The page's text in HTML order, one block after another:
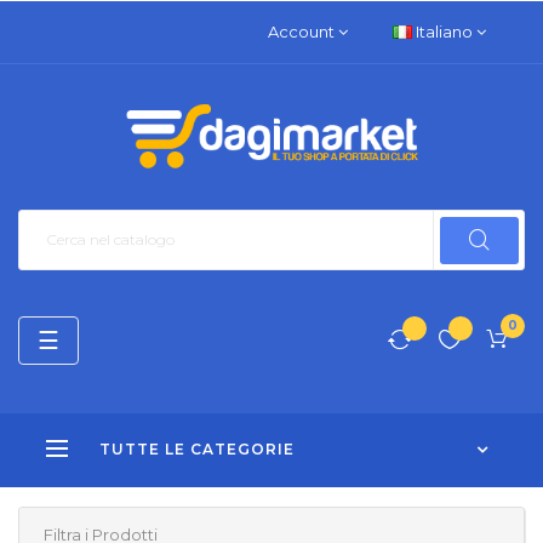
Account Italiano
0
TUTTE LE CATEGORIE
navigazione
Toggle
☰
Filtra i Prodotti